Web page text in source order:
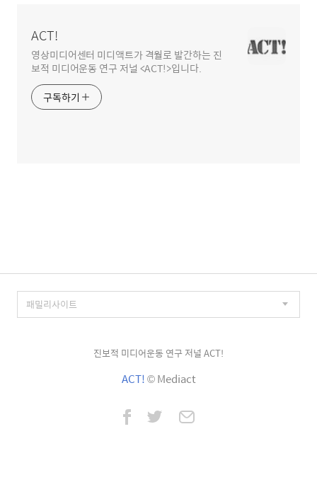
ACT!
영상미디어센터 미디액트가 격월로 발간하는 진
보적 미디어운동 연구 저널 <ACT!>입니다.
구독하기
진보적 미디어운동 연구 저널 ACT!
ACT!© Mediact